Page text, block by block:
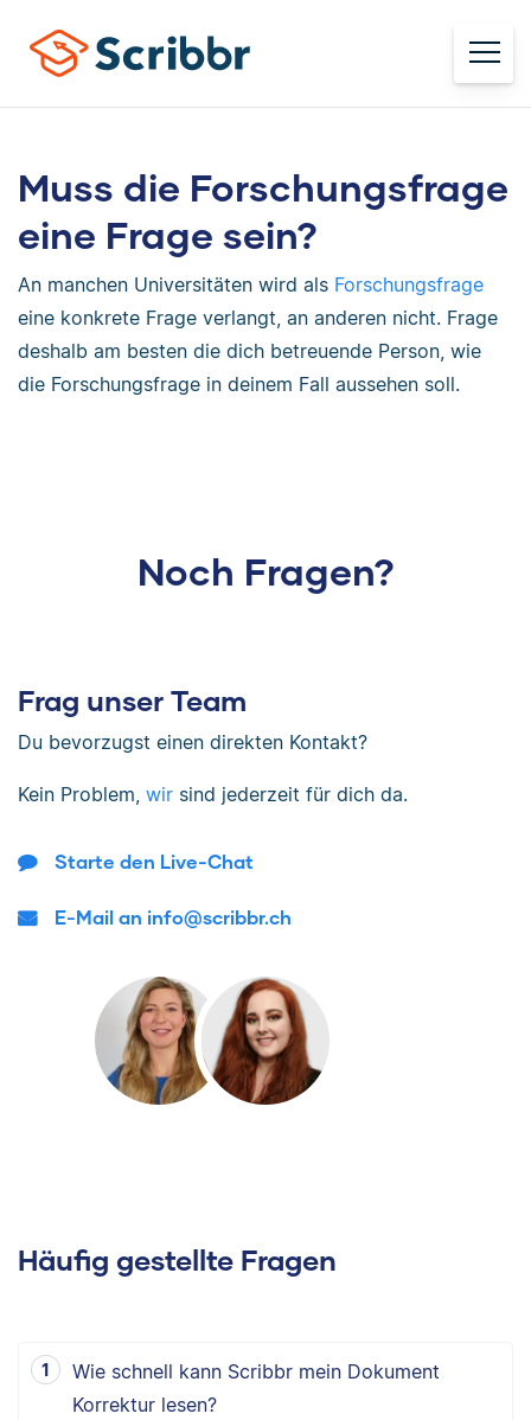
Muss die Forschungsfrage
eine Frage sein?
An manchen Universitäten wird als Forschungsfrage
eine konkrete Frage verlangt, an anderen nicht. Frage
deshalb am besten die dich betreuende Person, wie
die Forschungsfrage in deinem Fall aussehen soll.
Noch Fragen?
Frag unser Team
Du bevorzugst einen direkten Kontakt?
Kein Problem, wir sind jederzeit für dich da.
Starte den Live-Chat
E-Mail an info@scribbr.ch
Häufig gestellte Fragen
Wie schnell kann Scribbr mein Dokument
Korrektur lesen?